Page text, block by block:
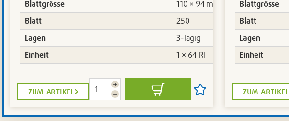
Blattgrösse
110 × 94 mm
Blatt
250
Lagen
3-lagig
Einheit
1 × 64 Rl
zum artikel
Menge
Menge
erhöhen
In
den
Artikel
Artikelliste
Blattgrösse
Blatt
Lagen
Einheit
zum artikel